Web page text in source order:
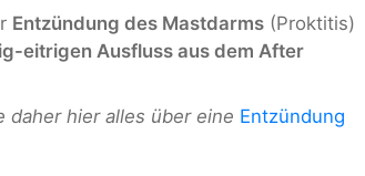
Entzündung des Mastdarms (Proktitis)
eitrigen Ausfluss aus dem After
daher hier alles über eine Entzündung